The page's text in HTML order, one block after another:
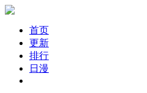
首页
更新
排行
日漫